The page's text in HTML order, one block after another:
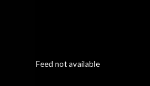
Feed not available